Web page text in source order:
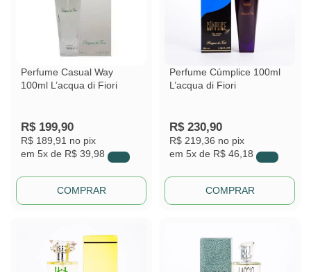
Perfume Casual Way
100ml L’acqua di Fiori
R$199,90
R$ 189,91 no pix
em 5x de R$ 39,98
COMPRAR
Perfume Cúmplice 100ml
L’acqua di Fiori
R$230,90
R$ 219,36 no pix
em 5x de R$ 46,18
COMPRAR